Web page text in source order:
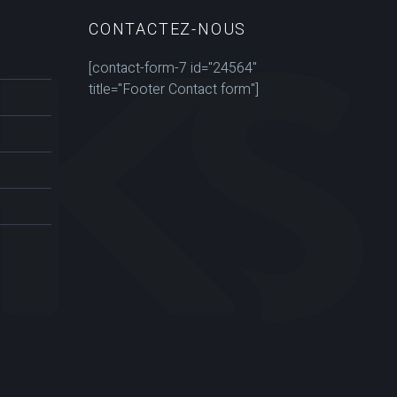
CONTACTEZ-NOUS
[contact-form-7 id="24564"
title="Footer Contact form"]